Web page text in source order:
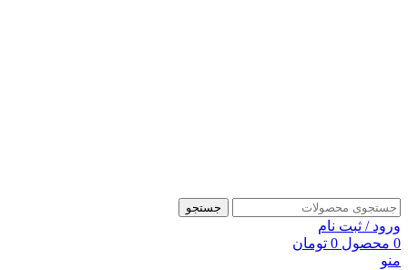
جستجو
ورود / ثبت نام
0 محصول 0 تومان
منو